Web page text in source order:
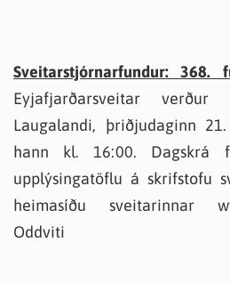
Sveitarstjórnarfundur: 368.
Eyjafjarðarsveitar
Laugalandi, þriðjudaginn
hann kl. 16:00. Dagskrá
upplýsingatöflu á skrifstofu
heimasíðu sveitarinnar
Oddviti